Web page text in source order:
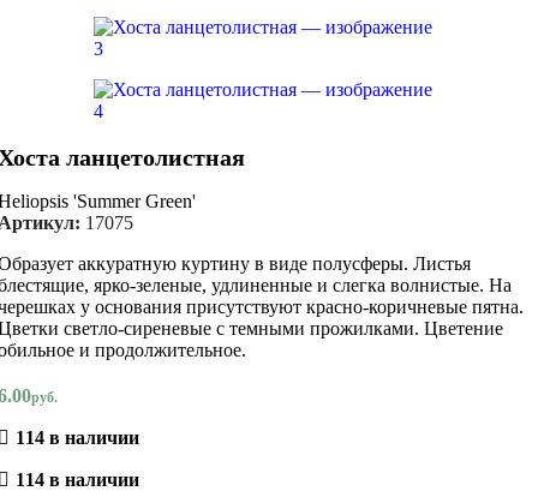
ланцетолистная
'Summer Green'
17075
аккуратную куртину в виде полусферы. Листья
ярко-зеленые, удлиненные и слегка волнистые. На
у основания присутствуют красно-коричневые пятна.
светло-сиреневые с темными прожилками. Цветение
и продолжительное.
руб.
114 в наличии
114 в наличии